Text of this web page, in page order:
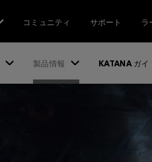
コミュニティ サポート ラ
製品情報 KATANA ガイ